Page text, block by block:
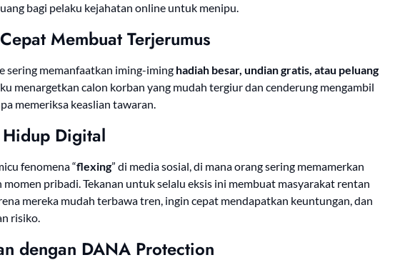
bagi pelaku kejahatan online untuk menipu.
Membuat Terjerumus
sering memanfaatkan iming-iming hadiah besar, undian gratis, atau peluang
menargetkan calon korban yang mudah tergiur dan cenderung mengambil
memeriksa keaslian tawaran.
Hidup Digital
fenomena “flexing” di media sosial, di mana orang sering memamerkan
momen pribadi. Tekanan untuk selalu eksis ini membuat masyarakat rentan
mereka mudah terbawa tren, ingin cepat mendapatkan keuntungan, dan
risiko.
dengan DANA Protection